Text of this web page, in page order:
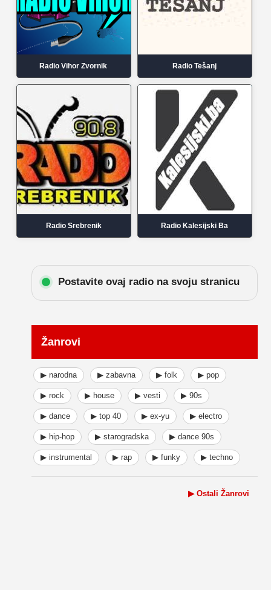
Radio Vihor Zvornik Radio Tešanj
Radio Srebrenik Radio Kalesijski Ba
Postavite ovaj radio na svoju stranicu
Žanrovi
▶ narodna ▶ zabavna ▶ folk ▶ pop
▶ rock ▶ house ▶ vesti ▶ 90s
▶ dance ▶ top 40 ▶ ex-yu ▶ electro
▶ hip-hop ▶ starogradska ▶ dance 90s
▶ instrumental ▶ rap ▶ funky ▶ techno
▶ Ostali Žanrovi